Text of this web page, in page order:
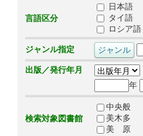
言語区分
日本語
タイ語
ロシア語
ジャンル指定
出版／発行年月
年
検索対象図書館
中央般
美木多
美 原